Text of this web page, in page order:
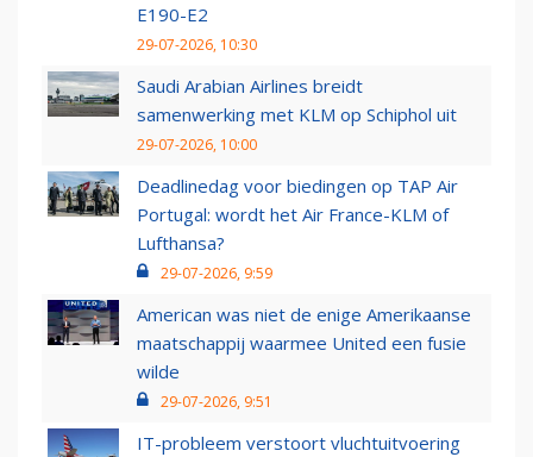
E190-E2
29-07-2026, 10:30
Saudi Arabian Airlines breidt
samenwerking met KLM op Schiphol uit
29-07-2026, 10:00
Deadlinedag voor biedingen op TAP Air
Portugal: wordt het Air France-KLM of
Lufthansa?
29-07-2026, 9:59
American was niet de enige Amerikaanse
maatschappij waarmee United een fusie
wilde
29-07-2026, 9:51
IT-probleem verstoort vluchtuitvoering